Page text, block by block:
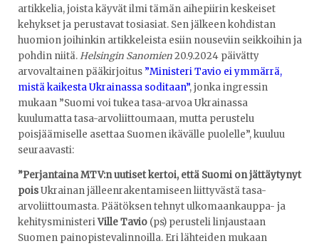
artikkelia, joista käyvät ilmi tämän aihepiirin keskeiset
kehykset ja perustavat tosiasiat. Sen jälkeen kohdistan
huomion joihinkin artikkeleista esiin nouseviin seikkoihin ja
pohdin niitä.Helsingin Sanomien20.9.2024 päivätty
arvovaltainen pääkirjoitus ”Ministeri Tavio ei ymmärrä,
mistä kaikesta Ukrainassa soditaan”, jonka ingressin
mukaan ”Suomi voi tukea tasa-arvoa Ukrainassa
kuulumatta tasa-arvoliittoumaan, mutta perustelu
poisjäämiselle asettaa Suomen ikävälle puolelle”, kuuluu
seuraavasti:
”Perjantaina MTV:n uutiset kertoi, että Suomi on jättäytynyt
poisUkrainan jälleenrakentamiseen liittyvästä tasa-
arvoliittoumasta. Päätöksen tehnyt ulkomaankauppa- ja
kehitysministeriVille Tavio (ps) perusteli linjaustaan
Suomen painopistevalinnoilla. Eri lähteiden mukaan